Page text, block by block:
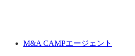
M&A CAMPエージェント